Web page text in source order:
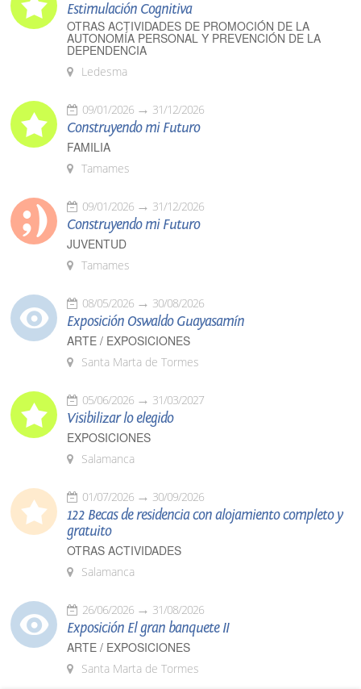
Estimulación Cognitiva
OTRAS ACTIVIDADES DE PROMOCIÓN DE LA
AUTONOMÍA PERSONAL Y PREVENCIÓN DE LA
DEPENDENCIA
Ledesma
09/01/2026 31/12/2026
Construyendo mi Futuro
FAMILIA
Tamames
09/01/2026 31/12/2026
Construyendo mi Futuro
JUVENTUD
Tamames
08/05/2026 30/08/2026
Exposición Oswaldo Guayasamín
ARTE / EXPOSICIONES
Santa Marta de Tormes
05/06/2026 31/03/2027
Visibilizar lo elegido
EXPOSICIONES
Salamanca
01/07/2026 30/09/2026
122 Becas de residencia con alojamiento completo y
gratuito
OTRAS ACTIVIDADES
Salamanca
26/06/2026 31/08/2026
Exposición El gran banquete II
ARTE / EXPOSICIONES
Santa Marta de Tormes